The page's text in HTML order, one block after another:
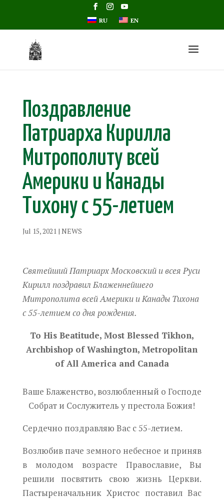
RU EN
Поздравление
Патриарха Кирилла
Митрополиту всей
Америки и Канады
Тихону с 55-летием
Jul 15, 2021 | NEWS
Святейший Патриарх Московский и всея Руси
Кирилл поздравил Блаженнейшего
Митрополита всей Америки и Канады Тихона
с 55-летием со дня рождения.
To His Beatitude, Most Blessed Tikhon,
Archbishop of Washington, Metropolitan
of All America and Canada
Ваше Блаженство, возлюбленный о Господе
Собрат и Сослужитель у престола Божия!
Сердечно поздравляю Вас с 55-летием.
Возлюбив паче земного небесное и приняв
в молодом возрасте Православие, Вы
решили посвятить свою жизнь Церкви.
Пастыреначальник Христос поставил Вас